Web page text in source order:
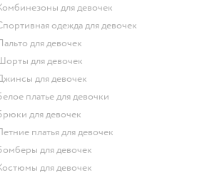
Комбинезоны для девочек
Спортивная одежда для девочек
Пальто для девочек
Шорты для девочек
Джинсы для девочек
Белое платье для девочки
Брюки для девочек
Летние платья для девочек
Бомберы для девочек
Костюмы для девочек